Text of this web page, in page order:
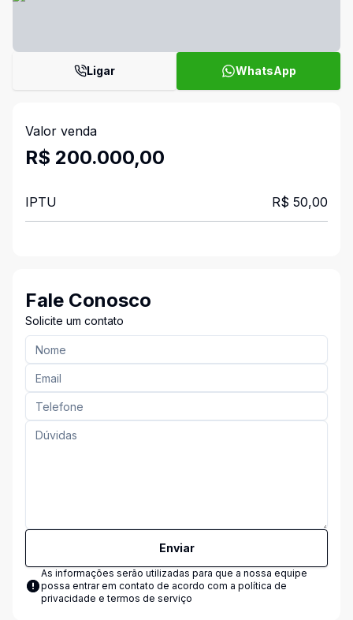
Ligar WhatsApp
Valor venda
R$ 200.000,00
IPTU R$ 50,00
Fale Conosco
Solicite um contato
Enviar
As informações serão utilizadas para que a nossa equipe
possa entrar em contato de acordo com a política de
privacidade e termos de serviço